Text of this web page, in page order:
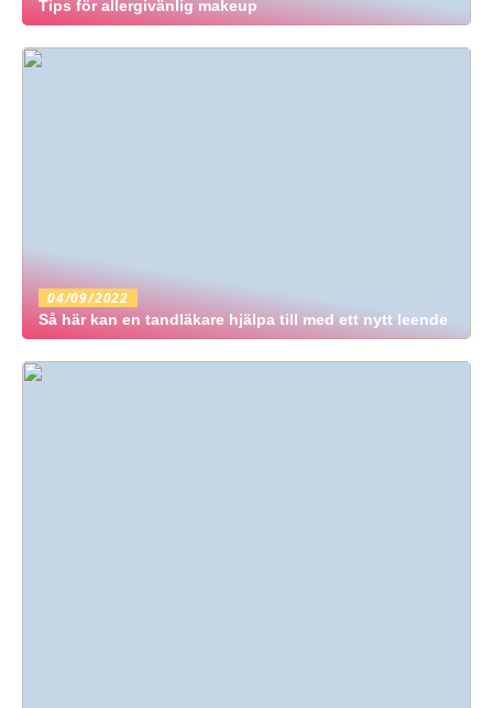
Tips för allergivänlig makeup
04/09/2022
Så här kan en tandläkare hjälpa till med ett nytt leende